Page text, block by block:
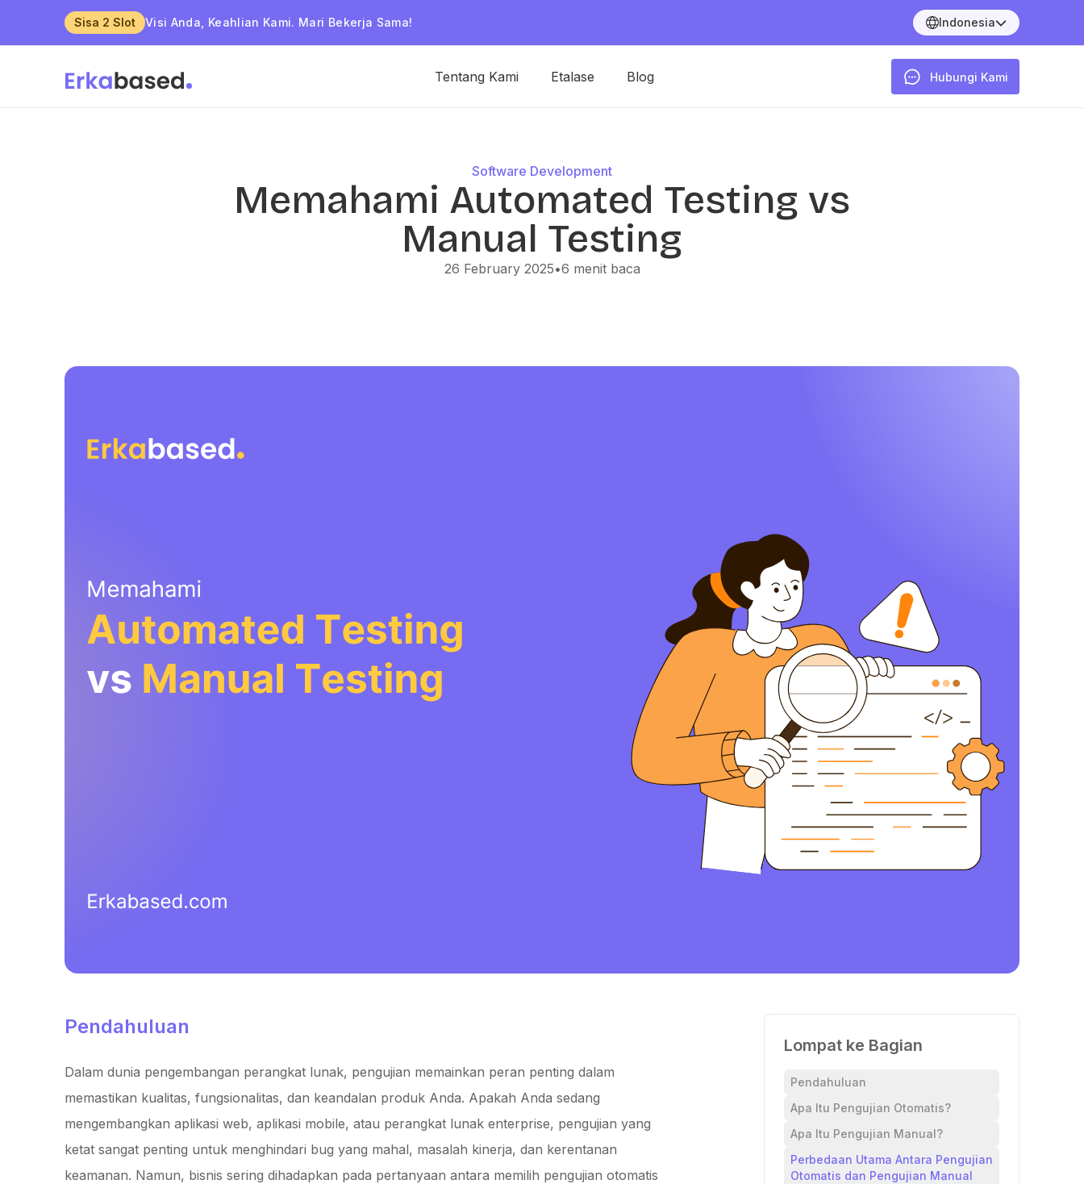
Sisa 2 Slot Visi Anda, Keahlian Kami. Mari Bekerja Sama! Indonesia
Tentang Kami Etalase Blog Hubungi Kami
Software Development
Memahami Automated Testing vs
Manual Testing
26 February 2025•6 menit baca
Pendahuluan
Dalam dunia pengembangan perangkat lunak, pengujian memainkan peran penting dalam
memastikan kualitas, fungsionalitas, dan keandalan produk Anda. Apakah Anda sedang
mengembangkan aplikasi web, aplikasi mobile, atau perangkat lunak enterprise, pengujian yang
ketat sangat penting untuk menghindari bug yang mahal, masalah kinerja, dan kerentanan
keamanan. Namun, bisnis sering dihadapkan pada pertanyaan antara memilih pengujian otomatis
Lompat ke Bagian
Pendahuluan
Apa Itu Pengujian Otomatis?
Apa Itu Pengujian Manual?
Perbedaan Utama Antara Pengujian
Otomatis dan Pengujian Manual